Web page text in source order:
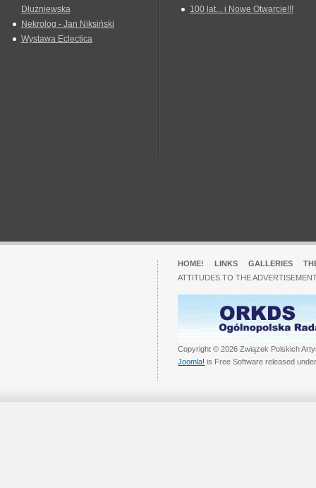
Dłużniewska
Nekrolog - Jan Niksiński
Wystawa Eclectica
100 lat... i Nowe Otwarcie!!!
HOME! LINKS GALLERIES
ATTITUDES TO THE
Copyright © 2026 Związek Polskich
Joomla! is Free Software released